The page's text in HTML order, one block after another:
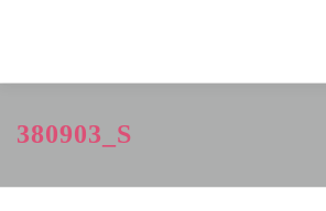
ン
キ
概要 METHOD
380903_S